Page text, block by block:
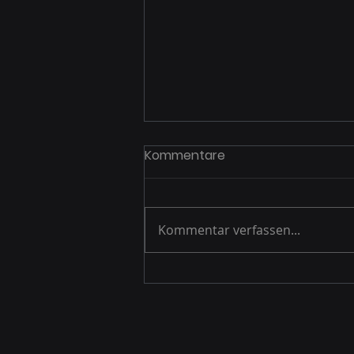
BSI warnt vor Kaspersky-
Kommentare
Kommentar verfassen...